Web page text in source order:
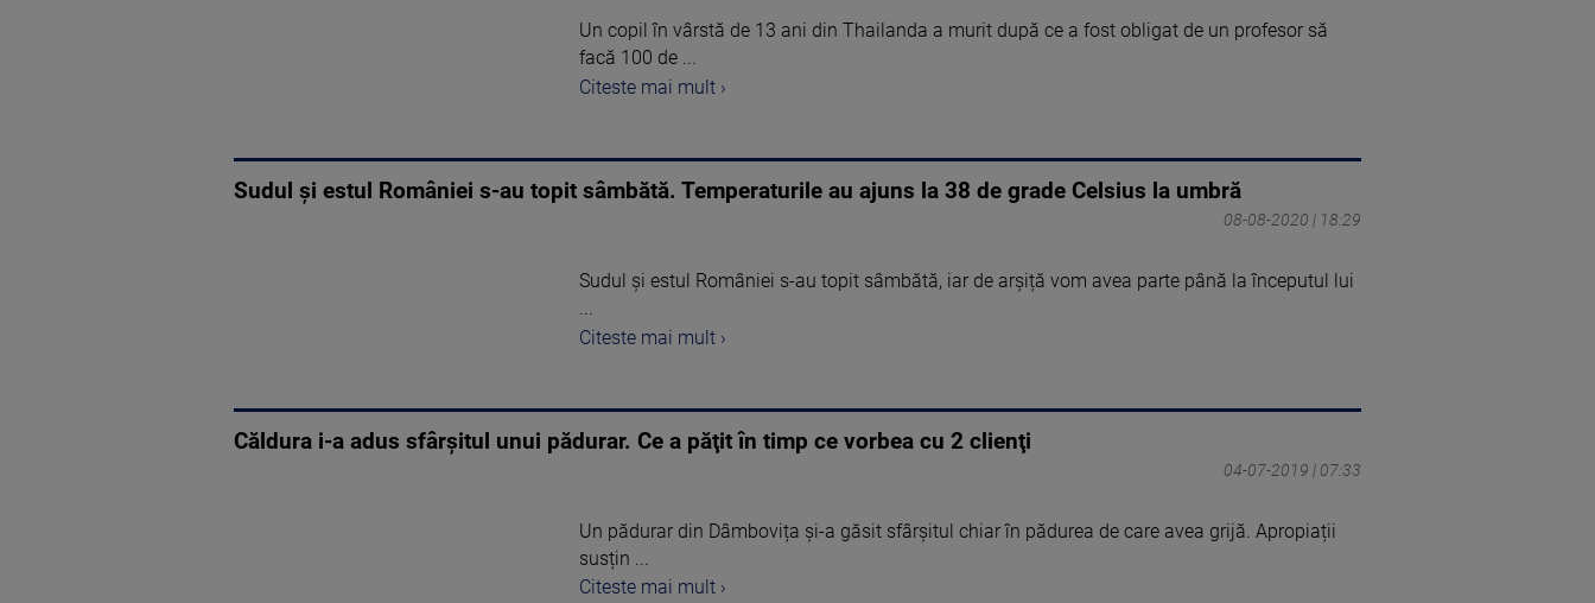
Un copil în vârstă de 13 ani din Thailanda a murit după ce a fost obligat de un profesor să
facă 100 de ...
Citeste mai mult ›
Sudul și estul României s-au topit sâmbătă. Temperaturile au ajuns la 38 de grade Celsius la umbră
08-08-2020 | 18:29
Sudul și estul României s-au topit sâmbătă, iar de arșiță vom avea parte până la începutul lui
...
Citeste mai mult ›
Căldura i-a adus sfârşitul unui pădurar. Ce a păţit în timp ce vorbea cu 2 clienţi
04-07-2019 | 07:33
Un pădurar din Dâmbovița și-a găsit sfârșitul chiar în pădurea de care avea grijă. Apropiații
susțin ...
Citeste mai mult ›